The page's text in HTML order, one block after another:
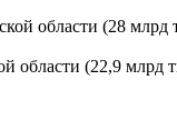
области (28 млрд
области (22,9 млрд